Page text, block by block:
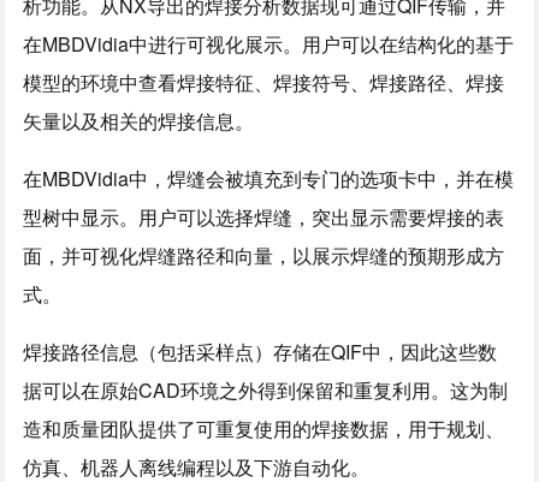
在MBDVidia中进行可视化展示。用户可以在结构化的基于
模型的环境中查看焊接特征、焊接符号、焊接路径、焊接
矢量以及相关的焊接信息。
在MBDVidia中，焊缝会被填充到专门的选项卡中，并在模
型树中显示。用户可以选择焊缝，突出显示需要焊接的表
面，并可视化焊缝路径和向量，以展示焊缝的预期形成方
式。
焊接路径信息（包括采样点）存储在QIF中，因此这些数
据可以在原始CAD环境之外得到保留和重复利用。这为制
造和质量团队提供了可重复使用的焊接数据，用于规划、
仿真、机器人离线编程以及下游自动化。